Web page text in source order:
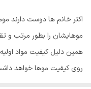
موهایشان را بطور مرتب و
همین دلیل کیفیت مواد
روی کیفیت موها خواهد